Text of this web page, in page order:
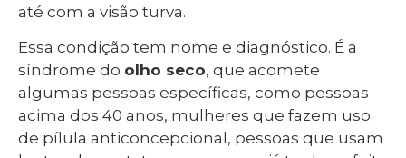
até com a visão turva.
Essa condição tem nome e diagnóstico. É a
síndrome do olho seco, que acomete
algumas pessoas específicas, como pessoas
acima dos 40 anos, mulheres que fazem uso
de pílula anticoncepcional, pessoas que usam